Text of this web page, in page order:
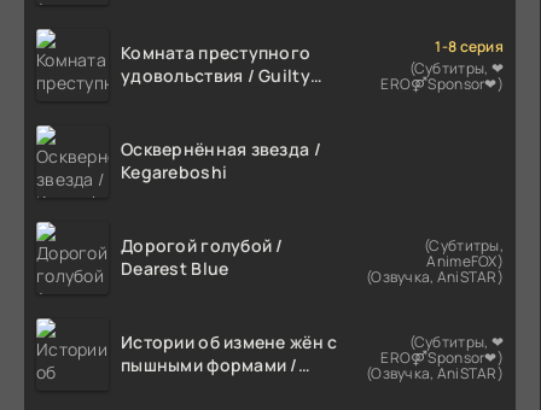
Комната преступного
удовольствия / Guilty
1-8 серия
(Субтитры, ❤
ERO⚤Sponsor❤)
Осквернённая звезда /
Kegareboshi
Дорогой голубой /
Dearest Blue
(Субтитры,
AnimeFOX)
(Озвучка, AniSTAR)
Истории об измене жён с
пышными формами /
(Субтитры, ❤
ERO⚤Sponsor❤)
(Озвучка, AniSTAR)